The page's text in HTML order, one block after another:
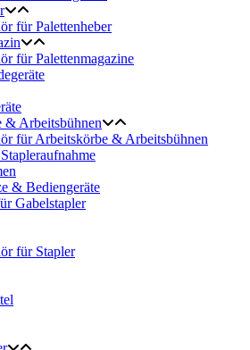
für Palettenheber
für Palettenmagazine
& Arbeitsbühnen
für Arbeitskörbe & Arbeitsbühnen
& Bediengeräte
Gabelstapler
für Stapler